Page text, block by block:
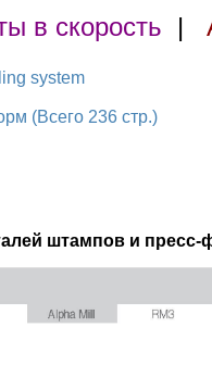
в скорость |
system
(Всего 236 стр.)
штампов и